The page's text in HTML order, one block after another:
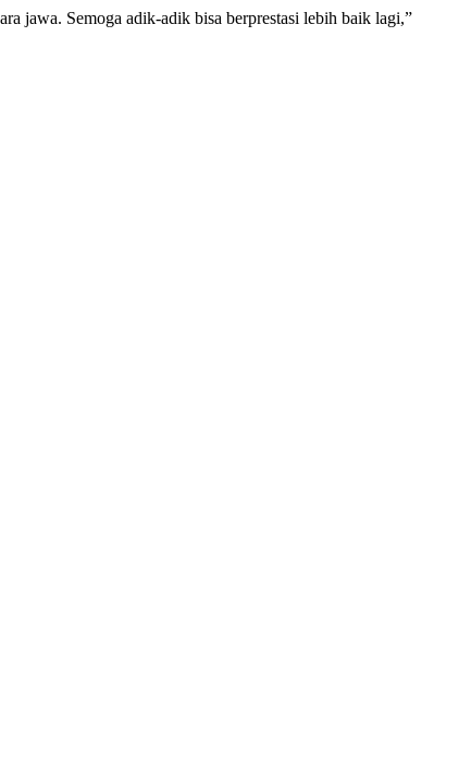
jawa. Semoga adik-adik bisa berprestasi lebih baik lagi,”